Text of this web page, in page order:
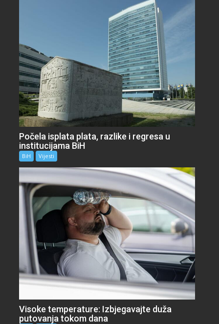
Počela isplata plata, razlike i regresa u
institucijama BiH
BiH Vijesti
Visoke temperature: Izbjegavajte duža
putovanja tokom dana